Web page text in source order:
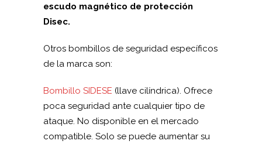
escudo magnético de protección
Disec.
Otros bombillos de seguridad específicos
de la marca son:
Bombillo SIDESE (llave cilíndrica). Ofrece
poca seguridad ante cualquier tipo de
ataque. No disponible en el mercado
compatible. Solo se puede aumentar su